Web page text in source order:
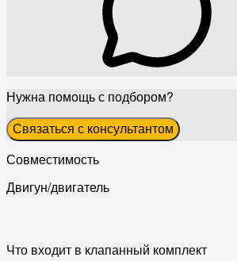
Нужна помощь с подбором?
Связаться с консультантом
Совместимость
Двигун/двигатель
Что входит в клапанный комплект